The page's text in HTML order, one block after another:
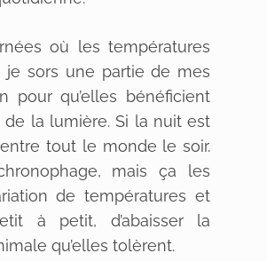
où les températures
je sors une partie de mes
pour qu’elles bénéficient
la lumière. Si la nuit est
tout le monde le soir.
mais ça les
de températures et
à petit, d’abaisser la
qu’elles tolèrent.